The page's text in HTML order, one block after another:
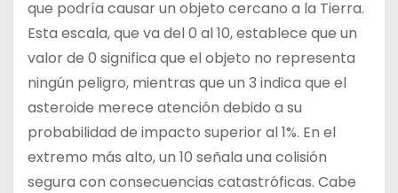
que podría causar un objeto cercano a la Tierra.
Esta escala, que va del 0 al 10, establece que un
valor de 0 significa que el objeto no representa
ningún peligro, mientras que un 3 indica que el
asteroide merece atención debido a su
probabilidad de impacto superior al 1%. En el
extremo más alto, un 10 señala una colisión
segura con consecuencias catastróficas. Cabe